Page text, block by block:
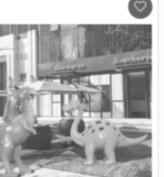
in